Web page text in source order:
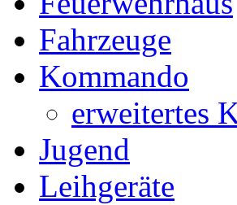
Fahrzeuge
Kommando
erweitertes
Jugend
Leihgeräte